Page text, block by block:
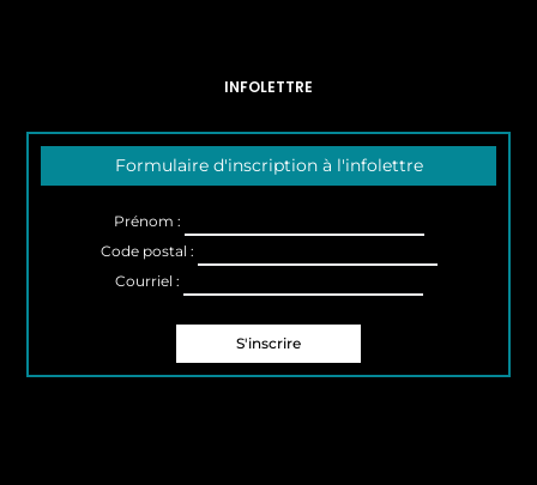
INFOLETTRE
Formulaire d'inscription à l'infolettre
Prénom :
Code postal :
Courriel :